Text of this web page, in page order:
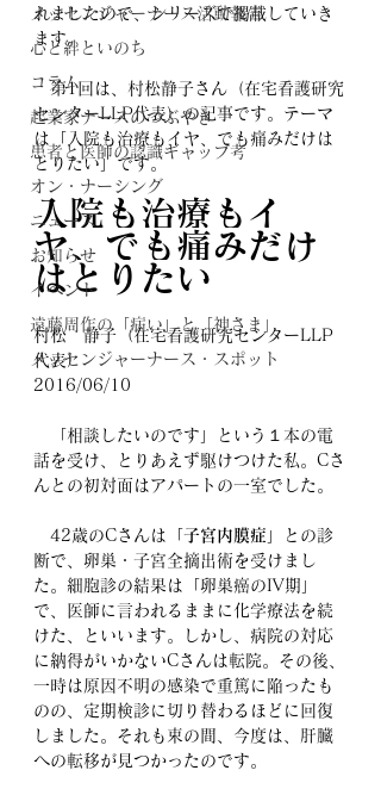
メッセンジャーナース活動報告
心と絆といのち
コラム
起業家ナースのつぶやき
患者と医師の認識ギャップ考
オン・ナーシング
ニュース
お知らせ
イベント
遠藤周作の「病い」と「神さま」
メッセンジャーナース・スポット
れましたので、シリーズで掲載していき
ます。
第1回は、 村松静子さん（在宅看護研究
センターLLP代表）の記事です。テーマ
は「入院も治療もイヤ、でも痛みだけは
とりたい」です。
入院も治療もイ
ヤ、でも痛みだけ
はとりたい
村松　静子（在宅看護研究センターLLP
代表）
2016/06/10
「相談したいのです」という１本の電
話を受け、とりあえず駆けつけた私。Cさ
んとの初対面はアパートの一室でした。
42歳のCさんは「 子宮内膜症 」との診
断で、卵巣・子宮全摘出術を受けまし
た。細胞診の結果は「卵巣癌のIV期」
で、医師に言われるままに化学療法を続
けた、といいます。しかし、病院の対応
に納得がいかないCさんは転院。その後、
一時は原因不明の感染で重篤に陥ったも
のの、定期検診に切り替わるほどに回復
しました。それも束の間、今度は、肝臓
への転移が見つかったのです。